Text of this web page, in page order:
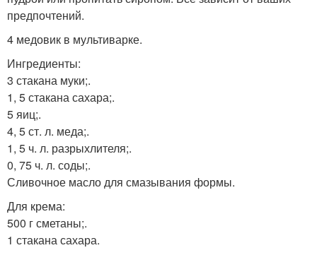
предпочтений.
4 медовик в мультиварке.
Ингредиенты:
3 стакана муки;.
1, 5 стакана сахара;.
5 яиц;.
4, 5 ст. л. меда;.
1, 5 ч. л. разрыхлителя;.
0, 75 ч. л. соды;.
Сливочное масло для смазывания формы.
Для крема:
500 г сметаны;.
1 стакана сахара.